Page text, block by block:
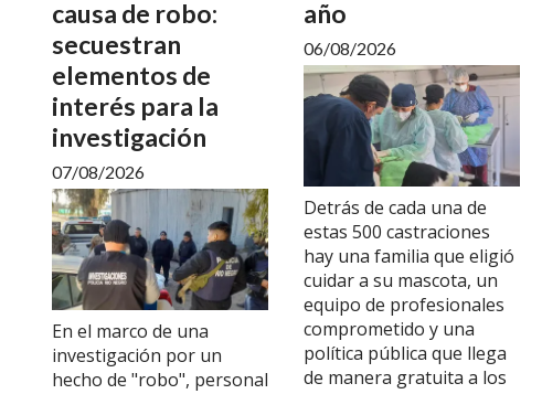
causa de robo:
secuestran
elementos de
interés para la
investigación
07/08/2026
En el marco de una
investigación por un
hecho de "robo", personal
año
06/08/2026
Detrás de cada una de
estas 500 castraciones
hay una familia que eligió
cuidar a su mascota, un
equipo de profesionales
comprometido y una
política pública que llega
de manera gratuita a los